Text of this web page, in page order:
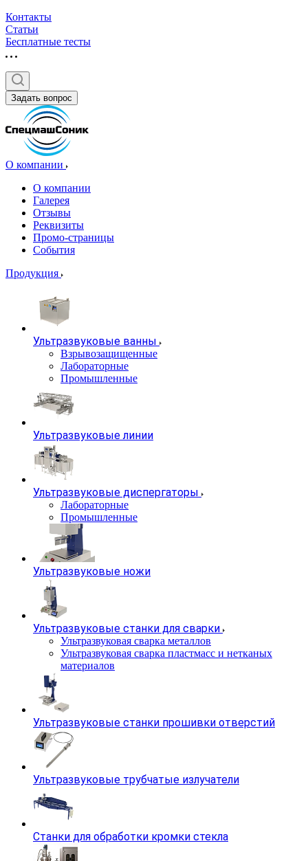
Контакты
Статьи
Бесплатные тесты
Задать вопрос
О компании
О компании
Галерея
Отзывы
Реквизиты
Промо-страницы
События
Продукция
Ультразвуковые ванны
Взрывозащищенные
Лабораторные
Промышленные
Ультразвуковые линии
Ультразвуковые диспергаторы
Лабораторные
Промышленные
Ультразвуковые ножи
Ультразвуковые станки для сварки
Ультразвуковая сварка металлов
Ультразвуковая сварка пластмасс и нетканых
материалов
Ультразвуковые станки прошивки отверстий
Ультразвуковые трубчатые излучатели
Станки для обработки кромки стекла